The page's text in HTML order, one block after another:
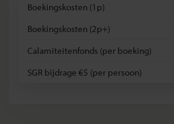
Boekingskosten (1p)
Boekingskosten (2p+)
Calamiteitenfonds (per boeking)
SGR bijdrage €5 (per persoon)